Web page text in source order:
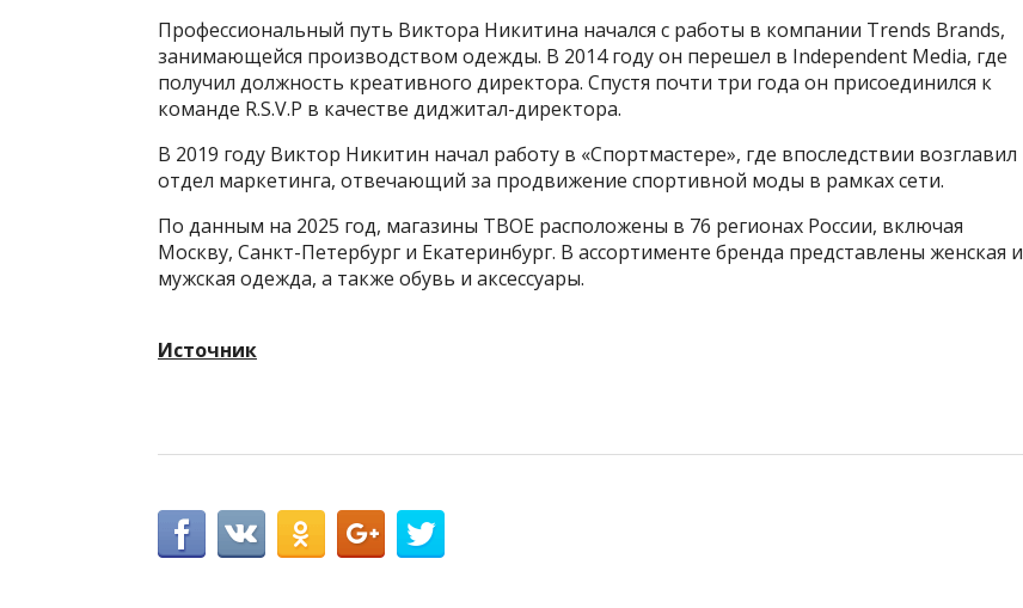
Профессиональный путь Виктора Никитина начался с работы в компании Trends Brands,
занимающейся производством одежды. В 2014 году он перешел в Independent Media, где
получил должность креативного директора. Спустя почти три года он присоединился к
команде R.S.V.P в качестве диджитал-директора.
В 2019 году Виктор Никитин начал работу в «Спортмастере», где впоследствии возглавил
отдел маркетинга, отвечающий за продвижение спортивной моды в рамках сети.
По данным на 2025 год, магазины ТВОЕ расположены в 76 регионах России, включая
Москву, Санкт-Петербург и Екатеринбург. В ассортименте бренда представлены женская и
мужская одежда, а также обувь и аксессуары.
Источник